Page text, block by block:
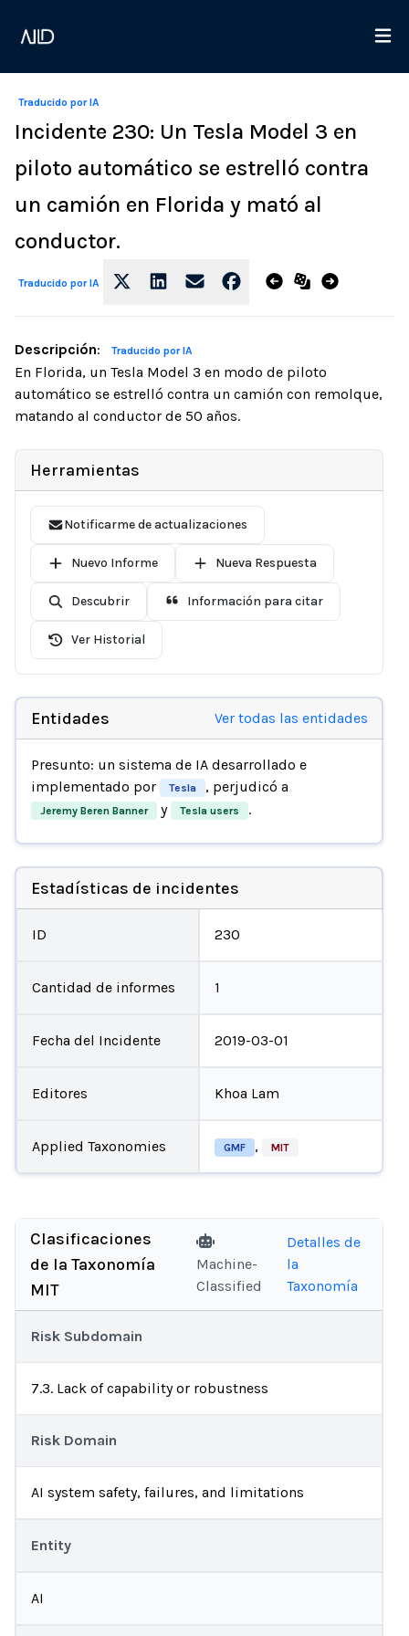
Traducido por IA
Incidente 230: Un Tesla Model 3 en
piloto automático se estrelló contra
un camión en Florida y mató al
conductor.
Traducido por IA
Descripción: Traducido por IA
En Florida, un Tesla Model 3 en modo de piloto
automático se estrelló contra un camión con remolque,
matando al conductor de 50 años.
Herramientas
Notificarme de actualizaciones
Nuevo Informe Nueva Respuesta
Descubrir Información para citar
Ver Historial
Entidades Ver todas las entidades
Presunto: un sistema de IA desarrollado e
implementado por
Tesla , perjudicó a
Jeremy Beren Banner y Tesla users .
Estadísticas de incidentes
ID 230
Cantidad de informes 1
Fecha del Incidente 2019-03-01
Editores Khoa Lam
Applied Taxonomies GMF , MIT
Clasificaciones
de la Taxonomía
MIT
Machine-
Classified
Detalles de
la
Taxonomía
Risk Subdomain
7.3. Lack of capability or robustness
Risk Domain
AI system safety, failures, and limitations
Entity
AI